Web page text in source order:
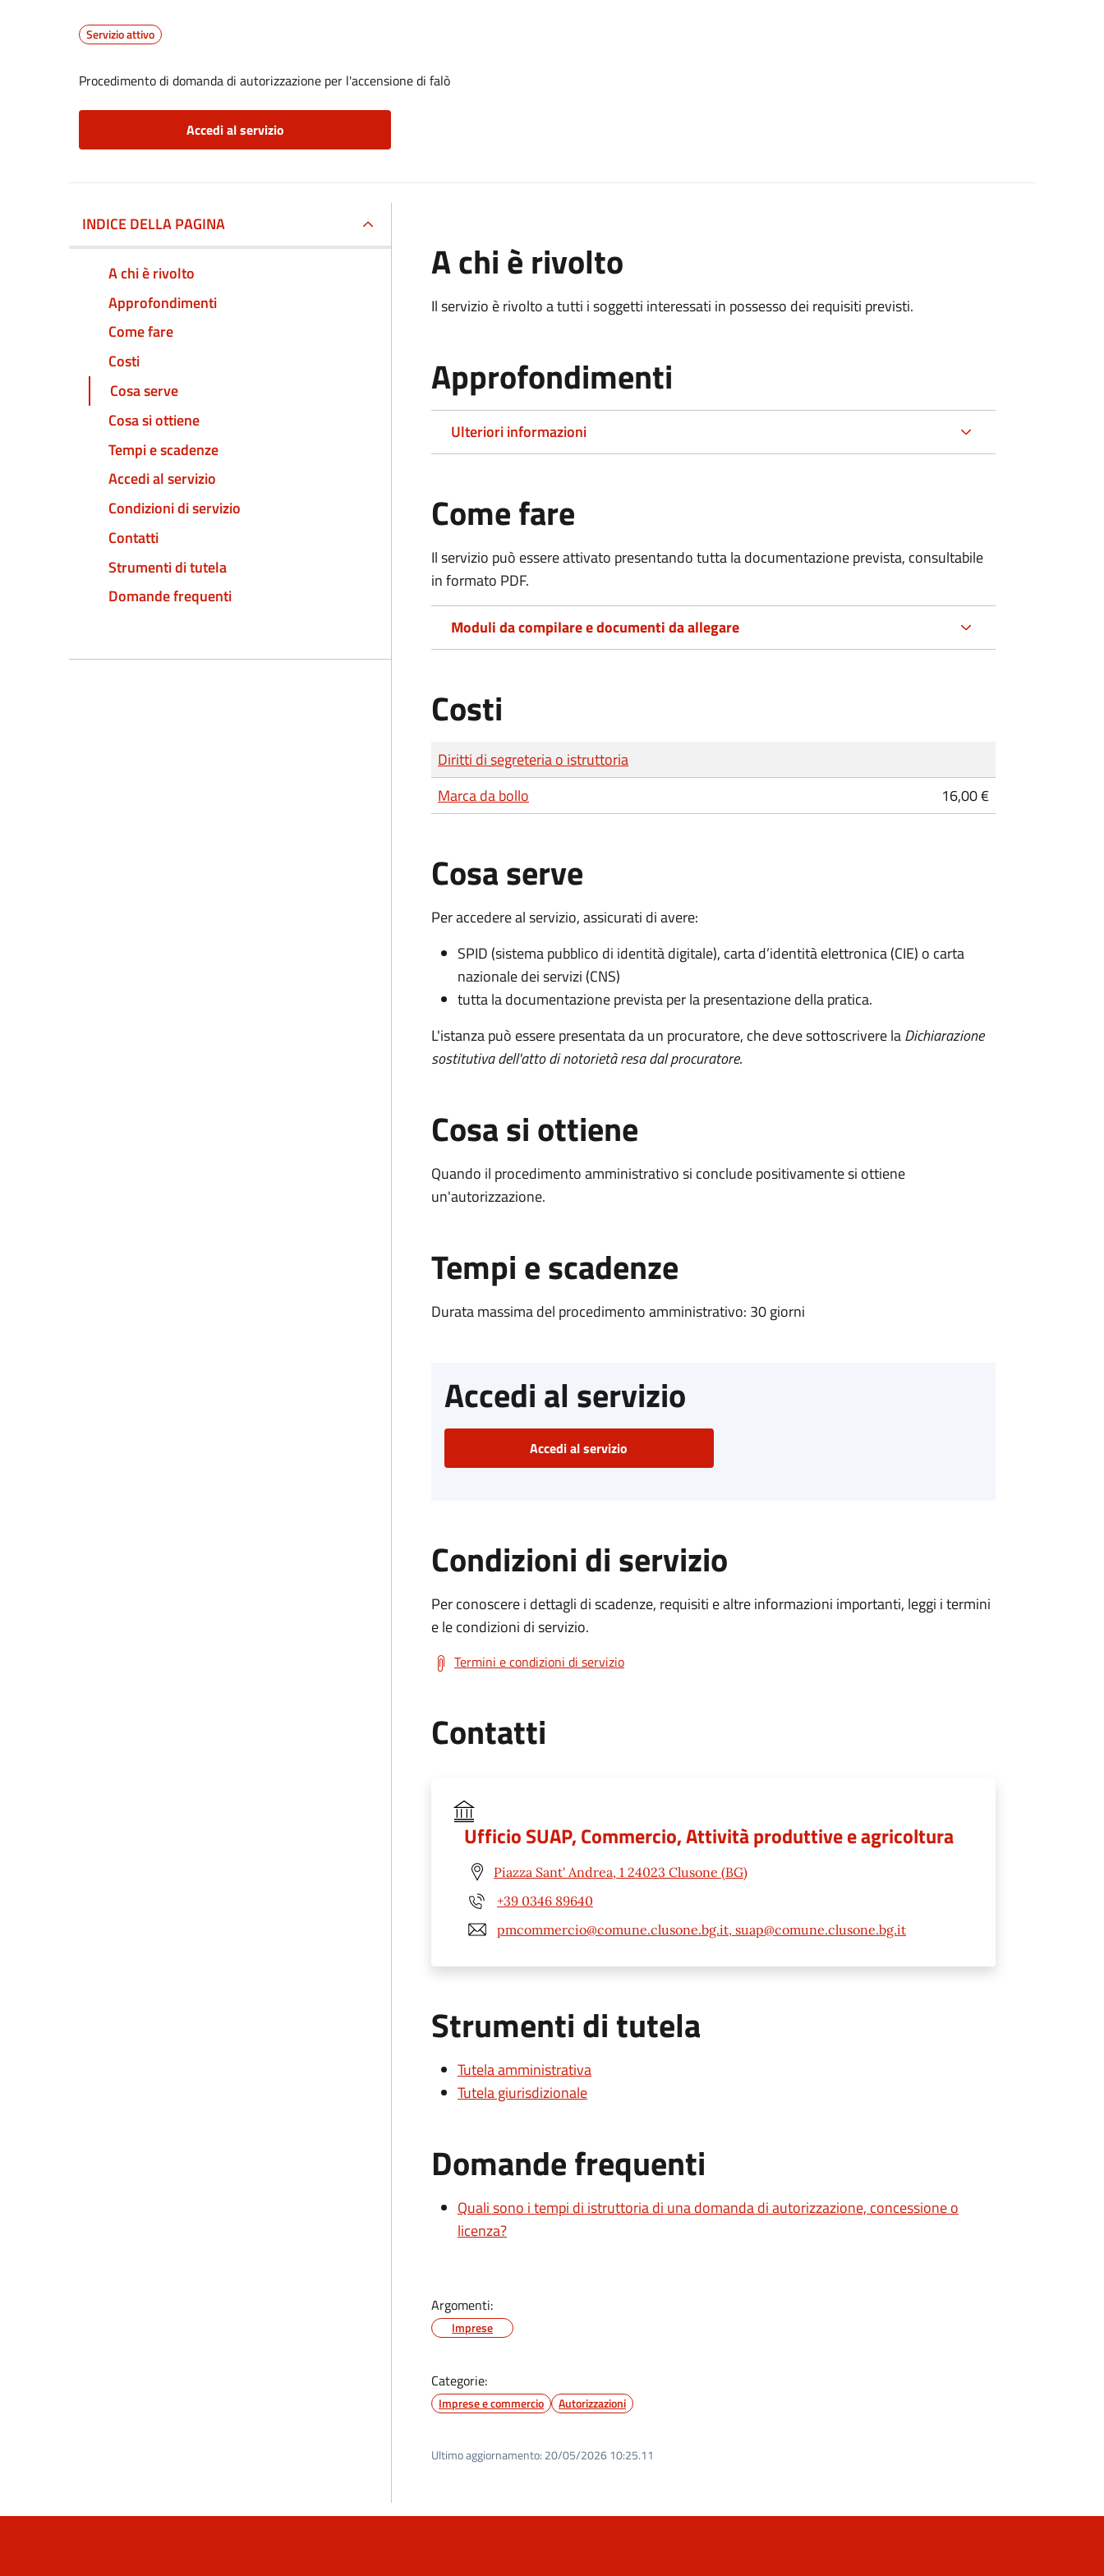
Servizio attivo
Procedimento di domanda di autorizzazione per l'accensione di falò
Accedi al servizio
INDICE DELLA PAGINA
A chi è rivolto
Approfondimenti
Come fare
Costi
Cosa serve
Cosa si ottiene
Tempi e scadenze
Accedi al servizio
Condizioni di servizio
Contatti
Strumenti di tutela
Domande frequenti
A chi è rivolto
Il servizio è rivolto a tutti i soggetti interessati in possesso dei requisiti previsti.
Approfondimenti
Ulteriori informazioni
Come fare
Il servizio può essere attivato presentando tutta la documentazione prevista, consultabile
in formato PDF.
Moduli da compilare e documenti da allegare
Costi
Tipo di pagamento
Importo
Diritti di segreteria o istruttoria
Marca da bollo
16,00 €
Cosa serve
Per accedere al servizio, assicurati di avere:
SPID (sistema pubblico di identità digitale), carta d’identità elettronica (CIE) o carta
nazionale dei servizi (CNS)
tutta la documentazione prevista per la presentazione della pratica.
L'istanza può essere presentata da un procuratore, che deve sottoscrivere laDichiarazione
sostitutiva dell'atto di notorietà resa dal procuratore.
Cosa si ottiene
Quando il procedimento amministrativo si conclude positivamente si ottiene
un'autorizzazione.
Tempi e scadenze
Durata massima del procedimento amministrativo: 30 giorni
Accedi al servizio
Accedi al servizio
Condizioni di servizio
Per conoscere i dettagli di scadenze, requisiti e altre informazioni importanti, leggi i termini
e le condizioni di servizio.
Termini e condizioni di servizio
Contatti
Ufficio SUAP, Commercio, Attività produttive e agricoltura
Piazza Sant' Andrea, 1 24023 Clusone (BG)
+39 0346 89640
pmcommercio@comune.clusone.bg.it, suap@comune.clusone.bg.it
Strumenti di tutela
Tutela amministrativa
Tutela giurisdizionale
Domande frequenti
Quali sono i tempi di istruttoria di una domanda di autorizzazione, concessione o
licenza?
Argomenti:
Imprese
Categorie:
Imprese e commercio Autorizzazioni
Ultimo aggiornamento: 20/05/2026 10:25.11